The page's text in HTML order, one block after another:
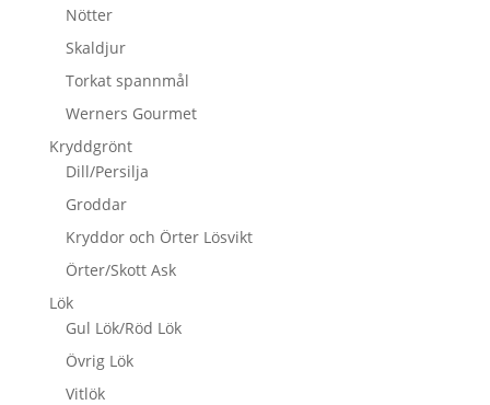
Nötter
Skaldjur
Torkat spannmål
Werners Gourmet
Kryddgrönt
Dill/Persilja
Groddar
Kryddor och Örter Lösvikt
Örter/Skott Ask
Lök
Gul Lök/Röd Lök
Övrig Lök
Vitlök